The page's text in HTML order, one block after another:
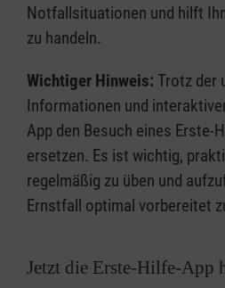
Notfallsituationen und hilft
zu handeln.
Wichtiger Hinweis: Trotz der
Informationen und
App den Besuch eines Erste-
ersetzen. Es ist wichtig,
regelmäßig zu üben und
Ernstfall optimal vorbereitet
Jetzt die Erste-Hilfe-App